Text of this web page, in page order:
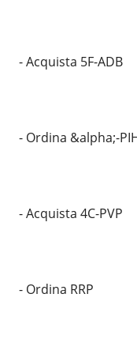
- Acquista 5F-ADB
- Ordina &alpha;-
- Acquista 4C-PVP
- Ordina RRP